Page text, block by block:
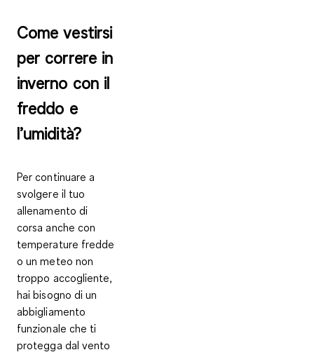
Come vestirsi
per correre in
inverno con il
freddo e
l’umidità?
Per continuare a
svolgere il tuo
allenamento di
corsa anche con
temperature fredde
o un meteo non
troppo accogliente,
hai bisogno di un
abbigliamento
funzionale che ti
protegga dal vento